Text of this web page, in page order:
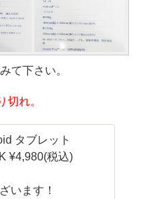
て下さい。
れ。
タブレット
¥4,980(税込)
います！